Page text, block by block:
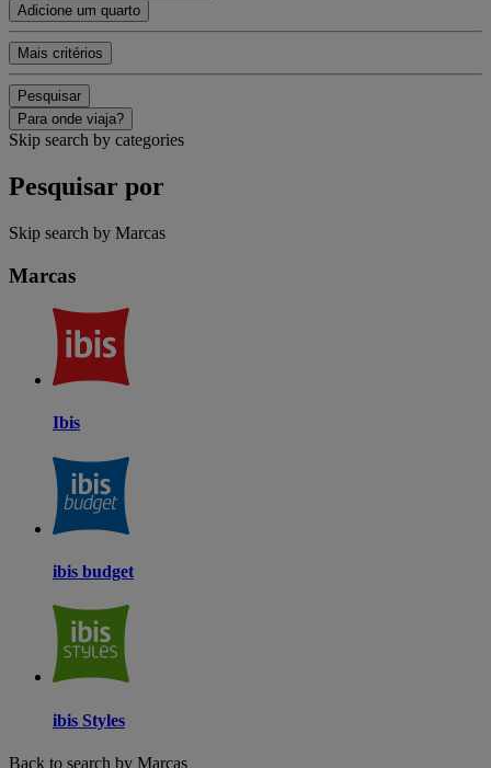
Adicione um quarto
Mais critérios
Pesquisar
Para onde viaja?
Skip search by categories
Pesquisar por
Skip search by Marcas
Marcas
Ibis
ibis budget
ibis Styles
Back to search by Marcas